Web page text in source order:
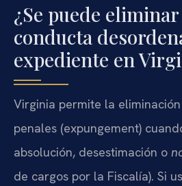
¿Se puede
conducta
expediente en
Virginia permite la
penales (expungement)
absolución, desestimación o
de cargos por la Fiscalía). Si